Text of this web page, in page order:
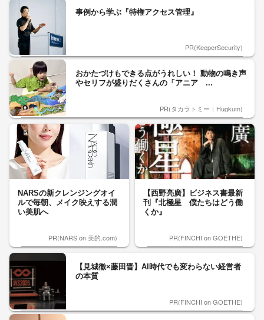
事例から学ぶ『特権アクセス管理』
PR(KeeperSecurity)
おかたづけもできる点がうれしい！ 動物の鳴き声
やセリフが盛りだくさんの「アニア ...
PR(タカラトミー｜Hugkum)
NARSの新クレンジングオイ
ルで毎朝、メイク映えする潤
い美肌へ
PR(NARS on 美的.com)
【西野亮廣】ビジネス書最新
刊『北極星 僕たちはどう働
くか』
PR(FINCHI on GOETHE)
【見城徹×藤田晋】AI時代でも変わらない経営者
の本質
PR(FINCHI on GOETHE)